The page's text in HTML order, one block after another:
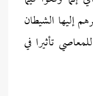
إليها الشيطان
تأثيرا في